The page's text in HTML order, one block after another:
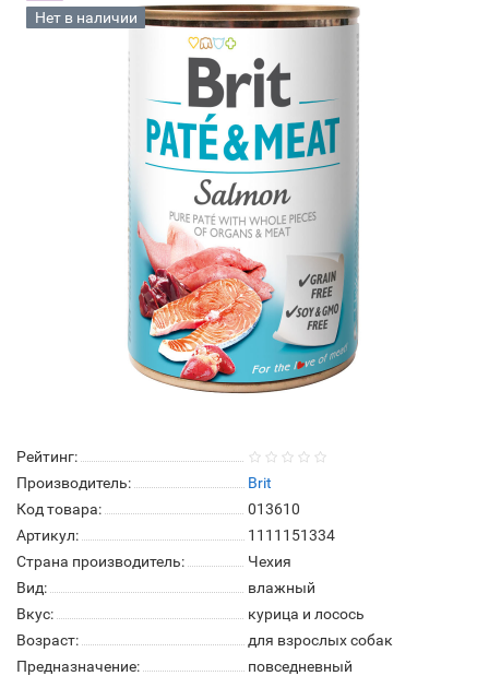
Нет в наличии
Рейтинг:
Производитель:
Brit
Код товара:
013610
Артикул:
1111151334
Страна производитель:
Чехия
Вид:
влажный
Вкус:
курица и лосось
Возраст:
для взрослых собак
Предназначение:
повседневный